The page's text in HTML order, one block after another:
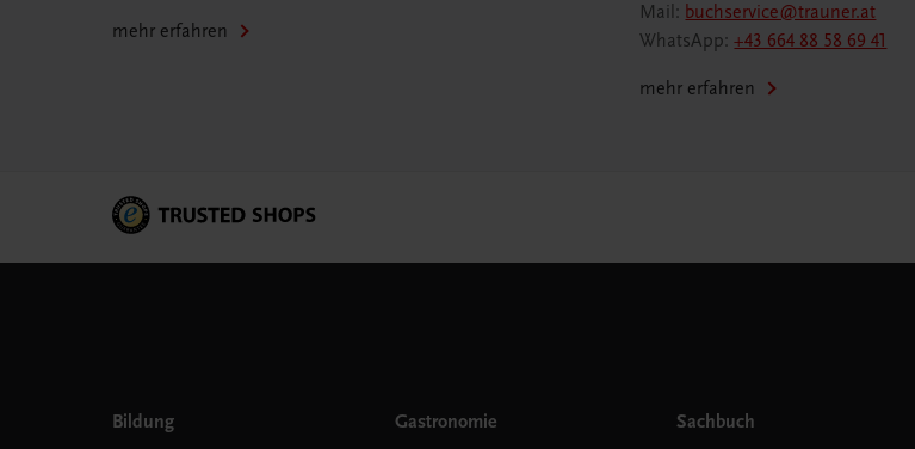
mehr erfahren
Mail: buchservice@trauner.at
WhatsApp:+43 664 88 58 69 41
mehr erfahren
Bildung Gastronomie Sachbuch